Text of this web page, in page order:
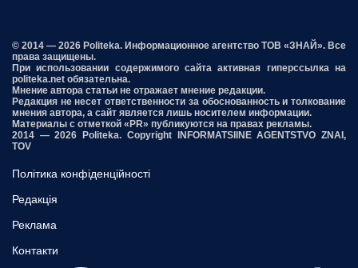
© 2014 — 2026 Politeka. Информационное агентство ТОВ «ЗНАЙ». Все
права защищены.
При использовании содержимого сайта активная гиперссылка на
politeka.net обязательна.
Мнение автора статьи не отражает мнение редакции.
Редакция не несет ответственности за обоснованность и толкование
мнения автора, а сайт является лишь носителем информации.
Материалы с отметкой «PR» публикуются на правах рекламы.
2014 — 2026 Politeka. Copyright INFORMATSIINE AGENTSTVO ZNAI,
TOV
Політика конфіденційності
Редакція
Реклама
Контакти